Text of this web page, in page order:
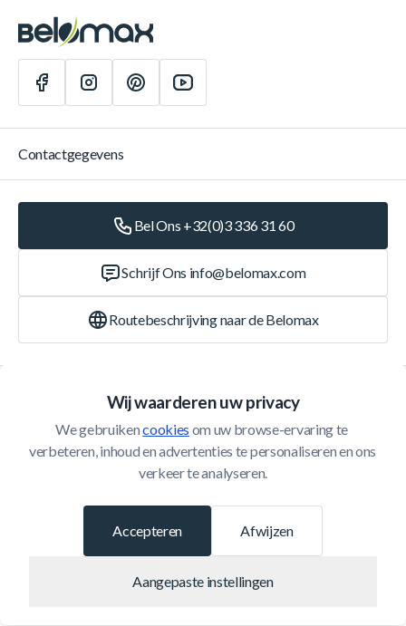
Wij waarderen uw privacy
We gebruiken cookies om uw browse-ervaring te
verbeteren, inhoud en advertenties te personaliseren en ons
verkeer te analyseren.
Afwijzen
Aangepaste instellingen
Accepteren
Klantenservice
Contactgegevens
Bel Ons +32(0)3 336 31 60
Schrijf Ons info@belomax.com
Routebeschrijving naar de Belomax